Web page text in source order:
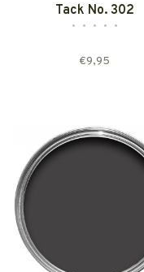
Tack No. 302
• • • • •
€9,95